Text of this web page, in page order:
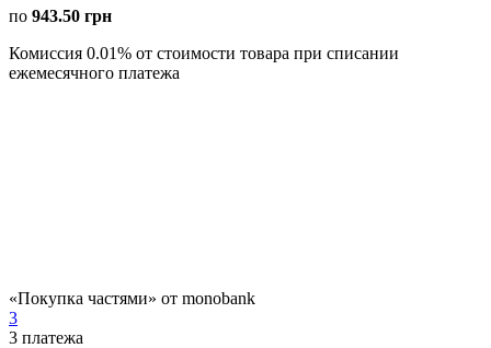
по 943.50 грн
Комиссия 0.01% от стоимости товара при списании
ежемесячного платежа
«Покупка частями» от monobank
3
3 платежа